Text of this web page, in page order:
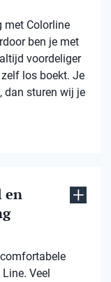
met Colorline
ben je met
voordeliger
los boekt. Je
dan sturen wij je
en
Veel